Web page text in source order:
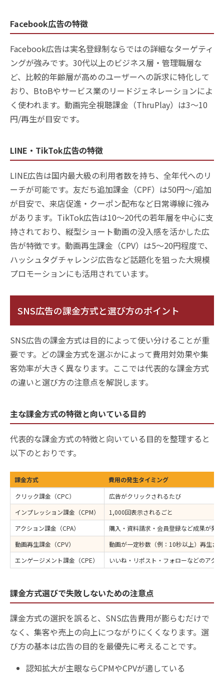
Facebook広告の特徴
Facebook広告は実名登録制ならではの詳細なターゲティ
ングが強みです。30代以上のビジネス層・管理職層な
ど、比較的年齢層が高めのユーザーへの訴求に特化して
おり、BtoBやサービス業のリードジェネレーションによ
く使われます。動画完全視聴課金（ThruPlay）は3〜10
円/再生が目安です。
LINE・TikTok広告の特徴
LINE広告は国内最大級の利用者数を持ち、全年代へのリ
ーチが可能です。友だち追加課金（CPF）は50円〜/追加
が目安で、来店促進・クーポン配布など日常導線に強み
があります。TikTok広告は10〜20代の若年層を中心に支
持されており、縦型ショート動画の没入感を活かした広
告が特徴です。動画再生課金（CPV）は5〜20円程度で、
ハッシュタグチャレンジ広告など話題化を狙った大規模
プロモーションにも活用されています。
SNS広告の課金方式と選び方のポイント
SNS広告の課金方式は目的によって使い分けることが重
要です。どの課金方式を選ぶかによって費用対効果や集
客効率が大きく異なります。ここでは代表的な課金方式
の違いと選び方の注意点を解説します。
主な課金方式の特徴と向いている目的
代表的な課金方式の特徴と向いている目的を整理すると
以下のとおりです。
課金方式
費用の発生タイミング
クリック課金（CPC）
広告がクリックされるたび
インプレッション課金（CPM）
1,000回表示されるごと
アクション課金（CPA）
購入・資料請求・会員登録など成果が発
動画再生課金（CPV）
動画が一定秒数（例：10秒以上）再生さ
エンゲージメント課金（CPE）
いいね・リポスト・フォローなどのアク
課金方式選びで失敗しないための注意点
課金方式の選択を誤ると、SNS広告費用が膨らむだけで
なく、集客や売上の向上につながりにくくなります。選
び方の基本は広告の目的を最優先に考えることです。
認知拡大が主眼ならCPMやCPVが適している